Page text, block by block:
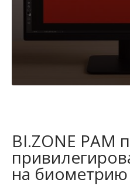
BI.ZONE PAM
на биометрию